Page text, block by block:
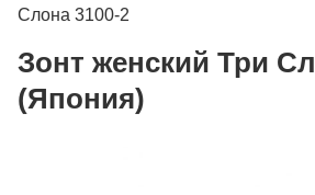
Слона 3100-2
Зонт женский Три
(Япония)